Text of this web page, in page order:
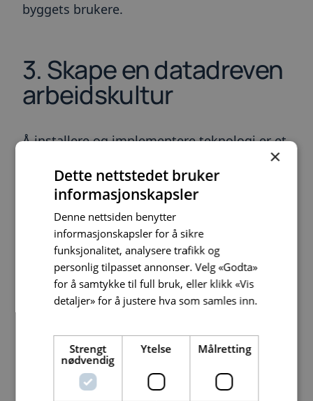
byggets brukere.
3. Skape en datadreven
arbeidskultur
Å installere og implementere teknologi er et
viktig steg i riktig retning, men ikke nok for
å ta deg over mållinjen. Teknologien må
også utnyttes, og teknologien må utnyttes
av mennesker. Dataene må bli operasjonelt
anvendbare, og de må kunne utnyttes aktivt
i det daglige arbeidet for å effektivisere og
optimalisere eksisterende prosesser og øke
Å realisere gevinstene av PropTech krever en
datadreven arbeidskultur, en arbeidshverdag
×
Dette nettstedet bruker
informasjonskapsler
Denne nettsiden benytter
informasjonskapsler for å sikre
funksjonalitet, analysere trafikk og
personlig tilpasset annonser. Velg «Godta»
for å samtykke til full bruk, eller klikk «Vis
detaljer» for å justere hva som samles inn.
Strengt
nødvendig
Ytelse Målretting